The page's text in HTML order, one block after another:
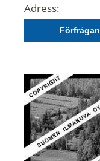
Adress:
Förfrågan